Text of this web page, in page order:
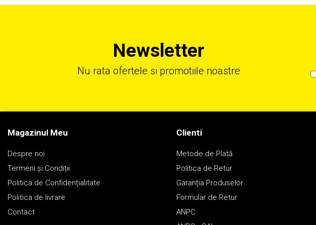
Newsletter
Nu rata ofertele si promotiile noastre
Magazinul Meu
Despre noi
Termeni și Condiții
Politica de Confidențialitate
Politica de livrare
Contact
Clienti
Metode de Plată
Politica de Retur
Garanția Produselor
Formular de Retur
ANPC